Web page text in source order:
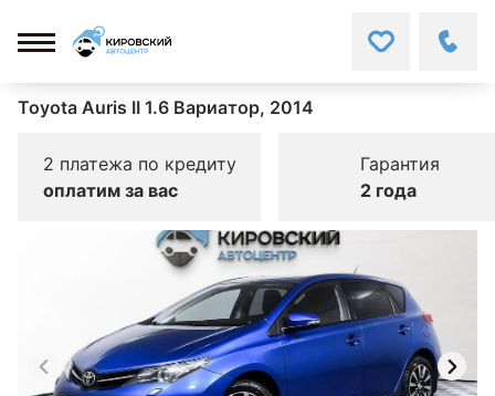
Toyota Auris II 1.6 Вариатор, 2014
2 платежа по кредиту
оплатим за вас
Гарантия
2 года